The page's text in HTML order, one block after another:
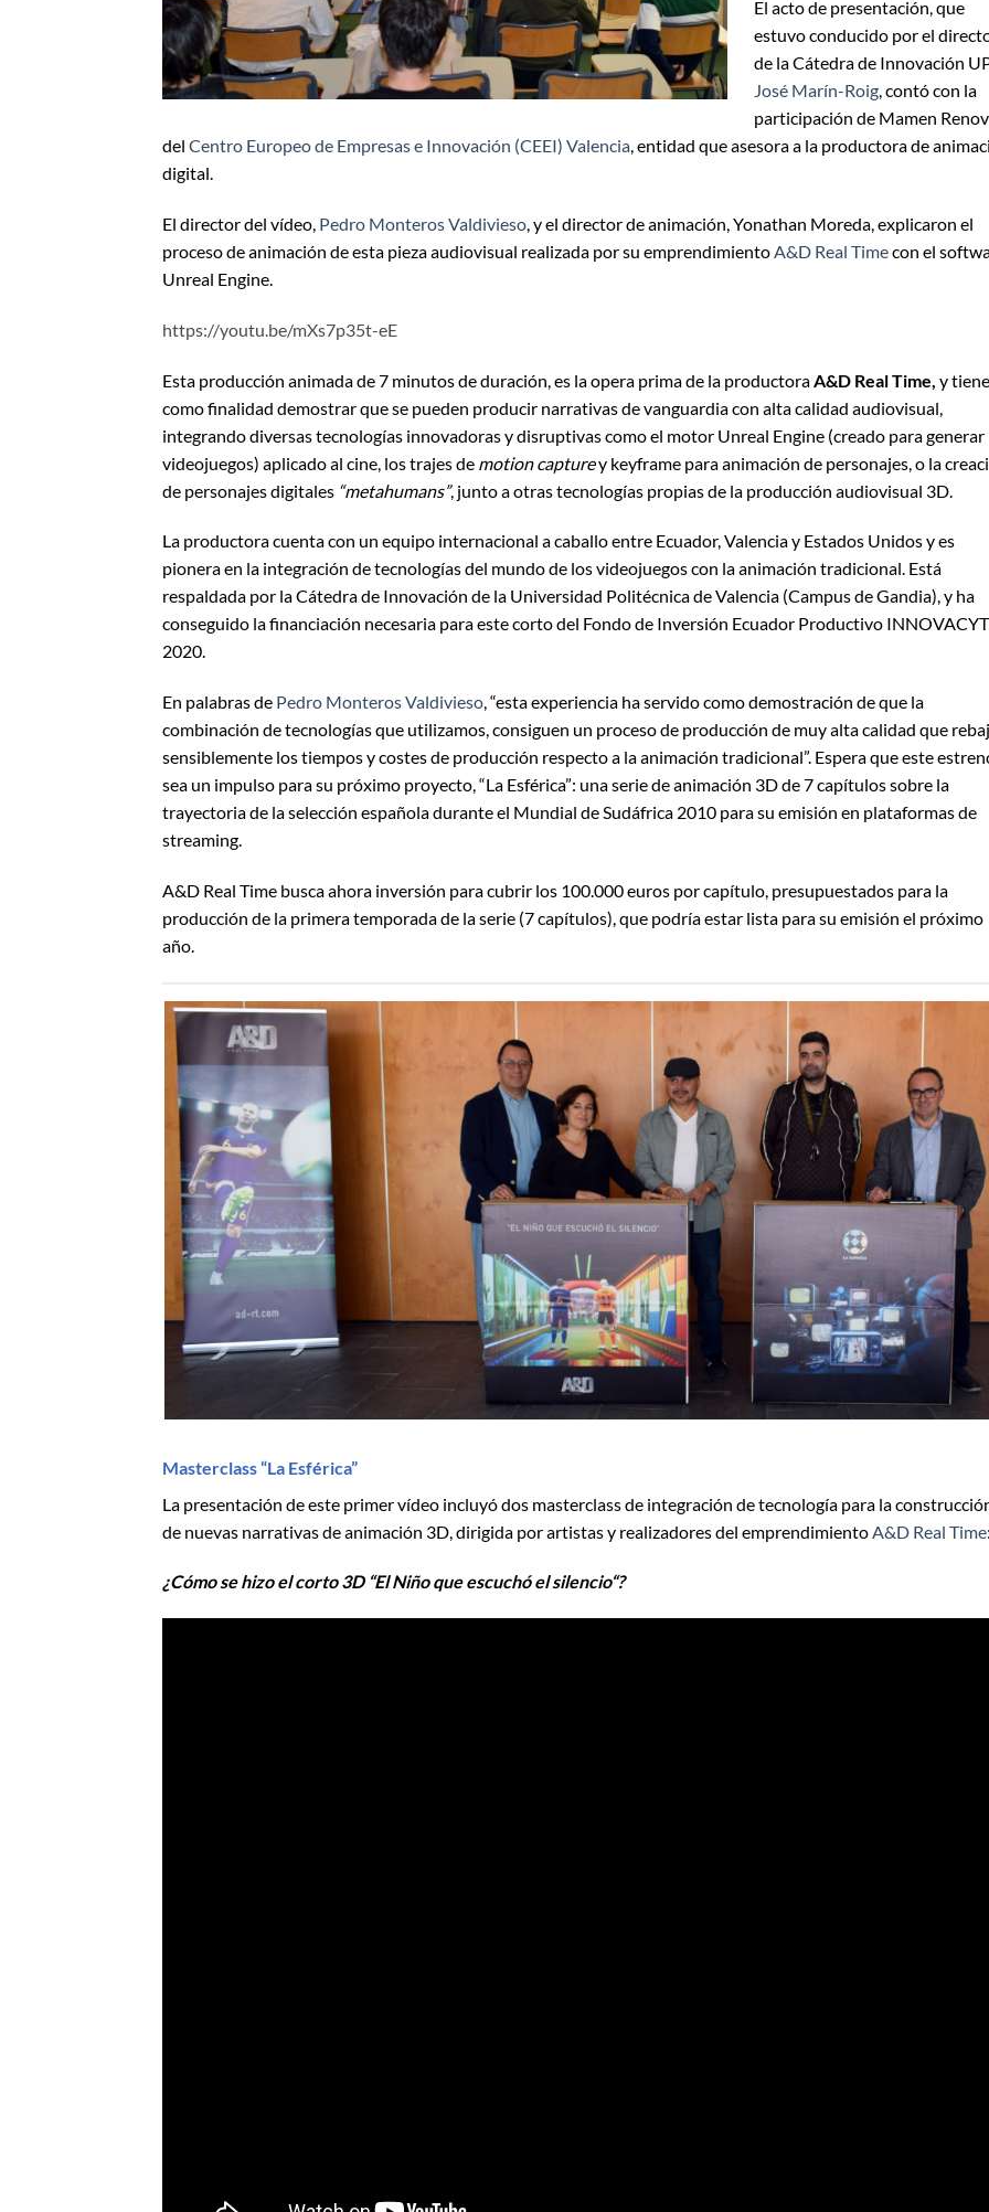
El acto de presentación, que
estuvo conducido por el
de la Cátedra de Innovación
José Marín-Roig, contó con la
participación de Mamen
del Centro Europeo de Empresas e Innovación (CEEI) Valencia, entidad que asesora a la productora de
digital.
El director del vídeo, Pedro Monteros Valdivieso, y el director de animación, Yonathan Moreda, explicaron el
proceso de animación de esta pieza audiovisual realizada por su emprendimientoA&D Real Timecon el
Unreal Engine.
https://youtu.be/mXs7p35t-eE
Esta producción animada de 7 minutos de duración, es la opera prima de la productora A&D Real Time, y tiene
como finalidad demostrar que se pueden producir narrativas de vanguardia con alta calidad audiovisual,
integrando diversas tecnologías innovadoras y disruptivas como el motor Unreal Engine (creado para generar
videojuegos) aplicado al cine, los trajes de motion capturey keyframe para animación de personajes, o la
de personajes digitales “metahumans”, junto a otras tecnologías propias de la producción audiovisual 3D.
La productora cuenta con un equipo internacional a caballo entre Ecuador, Valencia y Estados Unidos y es
pionera en la integración de tecnologías del mundo de los videojuegos con la animación tradicional. Está
respaldada por la Cátedra de Innovación de la Universidad Politécnica de Valencia (Campus de Gandia), y ha
conseguido la financiación necesaria para este corto del Fondo de Inversión Ecuador Productivo INNOVACYT
2020.
En palabras de Pedro Monteros Valdivieso, “esta experiencia ha servido como demostración de que la
combinación de tecnologías que utilizamos, consiguen un proceso de producción de muy alta calidad que
sensiblemente los tiempos y costes de producción respecto a la animación tradicional”. Espera que este
sea un impulso para su próximo proyecto, “La Esférica”: una serie de animación 3D de 7 capítulos sobre la
trayectoria de la selección española durante el Mundial de Sudáfrica 2010 para su emisión en plataformas de
streaming.
A&D Real Time busca ahora inversión para cubrir los 100.000 euros por capítulo, presupuestados para la
producción de la primera temporada de la serie (7 capítulos), que podría estar lista para su emisión el próximo
año.
Masterclass “La Esférica”
La presentación de este primer vídeo incluyó dos masterclass de integración de tecnología para la
de nuevas narrativas de animación 3D, dirigida por artistas y realizadores del emprendimiento A&D Real Time
¿Cómo se hizo el corto 3D “El Niño que escuchó el silencio“?